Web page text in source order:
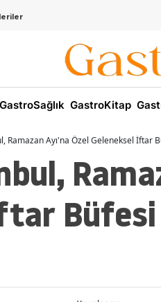
GastroSağlık GastroKitap
Ramazan Ayı'na Özel Geleneksel İftar